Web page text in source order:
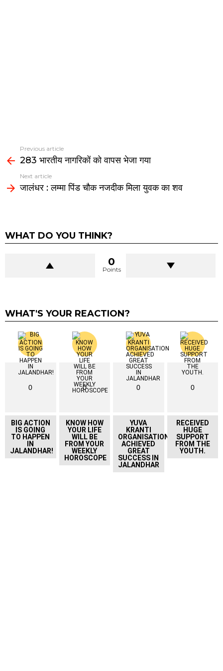
more
Previous article
283 भारतीय नागरिकों को वापस भेजा गया
Next article
जालंधर : लम्मा पिंड चौक नजदीक मिला युवक का शव
WHAT DO YOU THINK?
0
Points
WHAT'S YOUR REACTION?
0
BIG ACTION
IS GOING
TO HAPPEN
IN
JALANDHAR!
0
KNOW HOW
YOUR LIFE
WILL BE
FROM YOUR
WEEKLY
HOROSCOPE
0
YUVA
KRANTI
ORGANISATION
ACHIEVED
GREAT
SUCCESS IN
JALANDHAR
0
RECEIVED
HUGE
SUPPORT
FROM THE
YOUTH.